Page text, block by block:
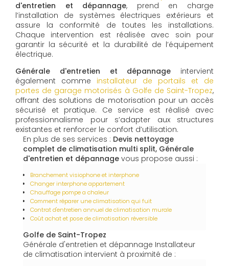
d'entretien et dépannage, prend en charge
l’installation de systèmes électriques extérieurs et
assure la conformité de toutes les installations.
Chaque intervention est réalisée avec soin pour
garantir la sécurité et la durabilité de l’équipement
électrique.
Générale d'entretien et dépannage intervient
également comme installateur de portails et de
portes de garage motorisés à Golfe de Saint-Tropez,
offrant des solutions de motorisation pour un accès
sécurisé et pratique. Ce service est réalisé avec
professionnalisme pour s’adapter aux structures
existantes et renforcer le confort d’utilisation.
En plus de ses services : Devis nettoyage
complet de climatisation multi split, Générale
d'entretien et dépannage vous propose aussi :
Branchement visiophone et interphone
Changer interphone appartement
Chauffage pompe a chaleur
Comment réparer une climatisation qui fuit
Contrat d'entretien annuel de climatisation murale
Coût achat et pose de climatisation réversible
Golfe de Saint-Tropez
Générale d'entretien et dépannage Installateur
de climatisation intervient à proximité de :